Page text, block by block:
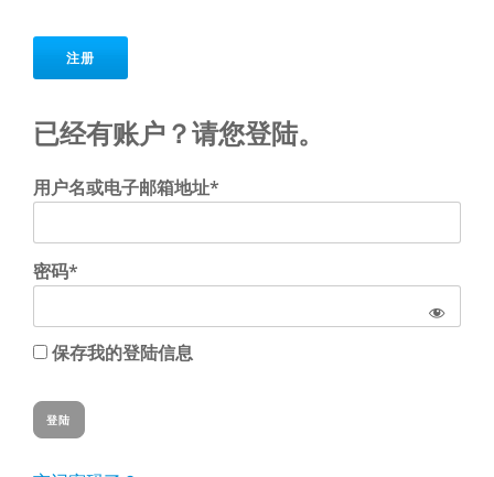
No val
已经有账户？请您登陆。
用户名或电子邮箱地址*
密码*
保存我的登陆信息